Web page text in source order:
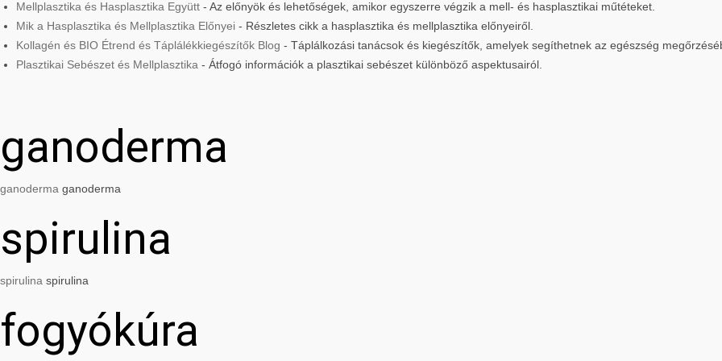
Mellplasztika és Hasplasztika Együtt - Az előnyök és lehetőségek, amikor egyszerre végzik a mell- és hasplasztikai műtéteket.
Mik a Hasplasztika és Mellplasztika Előnyei - Részletes cikk a hasplasztika és mellplasztika előnyeiről.
Kollagén és BIO Étrend és Táplálékkiegészítők Blog - Táplálkozási tanácsok és kiegészítők, amelyek segíthetnek az egészség
Plasztikai Sebészet és Mellplasztika - Átfogó információk a plasztikai sebészet különböző aspektusairól.
ganoderma
ganoderma ganoderma
spirulina
spirulina spirulina
fogyókúra